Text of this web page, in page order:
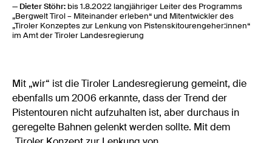
— Dieter Stöhr: bis 1.8.2022 langjähriger Leiter des Programms
„Bergwelt Tirol – Miteinander erleben“ und Mitentwickler des
„Tiroler Konzeptes zur Lenkung von Pistenskitourengeher:innen“
im Amt der Tiroler Landesregierung
Mit „wir“ ist die Tiroler Landesregierung gemeint, die
ebenfalls um 2006 erkannte, dass der Trend der
Pistentouren nicht aufzuhalten ist, aber durchaus in
geregelte Bahnen gelenkt werden sollte. Mit dem